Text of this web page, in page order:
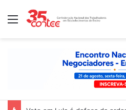
Menu